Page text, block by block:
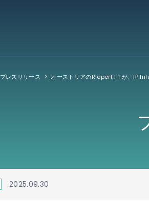
プレスリリース
2025.09.30